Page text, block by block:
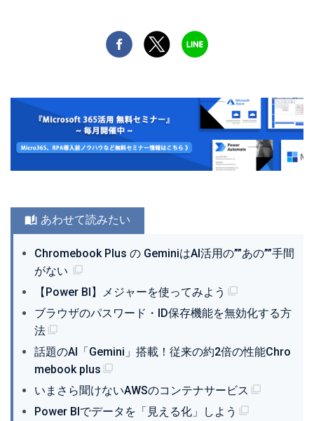
あわせて読みたい
Chromebook Plus の GeminiはAI活用の””あの””手間
がない
【Power BI】メジャーを使ってみよう
ブラウザのパスワード・ID保存機能を無効化する方
法
話題のAI「Gemini」搭載！従来の約2倍の性能Chro
mebook plus
いまさら聞けないAWSのコンテナサービス
Power BIでデータを「見える化」しよう